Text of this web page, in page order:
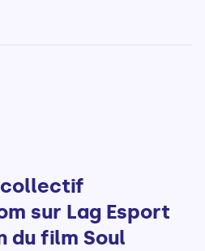
collectif
sur Lag Esport
du film Soul